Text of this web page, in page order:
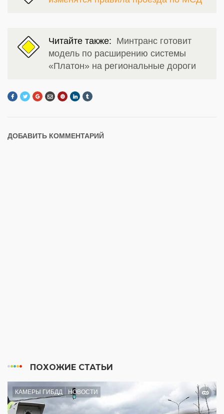
Читайте также: Минтранс готовит
модель по расширению системы
«Платон» на региональные дороги
ДОБАВИТЬ КОММЕНТАРИЙ
ПОХОЖИЕ СТАТЬИ
КАМЕРЫ ГИБДД НОВОСТИ